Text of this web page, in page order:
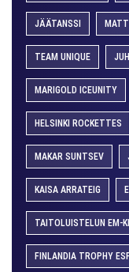
JÄÄTANSSI
TEAM UNIQUE
MARIGOLD ICEUNITY
HELSINKI ROCKETTES
MAKAR SUNTSEV
KAISA ARRATEIG
TAITOLUISTELUN EM-
FINLANDIA TROPHY